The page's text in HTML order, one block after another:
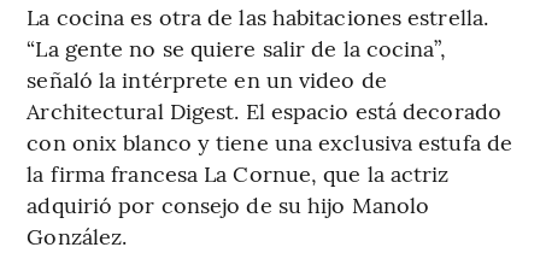
La cocina es otra de las habitaciones estrella.
“La gente no se quiere salir de la cocina”,
señaló la intérprete en un video de
Architectural Digest. El espacio está decorado
con onix blanco y tiene una exclusiva estufa de
la firma francesa La Cornue, que la actriz
adquirió por consejo de su hijo Manolo
González.